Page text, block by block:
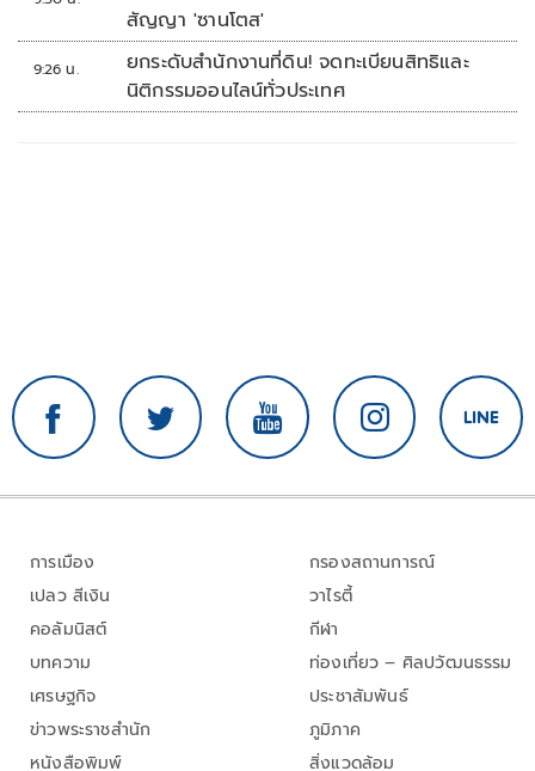
สัญญา 'ซานโตส'
9:26 น.
ยกระดับสำนักงานที่ดิน! จดทะเบียนสิทธิและ
นิติกรรมออนไลน์ทั่วประเทศ
การเมือง
เปลว สีเงิน
คอลัมนิสต์
บทความ
เศรษฐกิจ
ข่าวพระราชสำนัก
หนังสือพิมพ์
กรองสถานการณ์
วาไรตี้
กีฬา
ท่องเที่ยว – ศิลปวัฒนธรรม
ประชาสัมพันธ์
ภูมิภาค
สิ่งแวดล้อม